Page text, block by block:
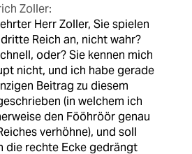
Zoller:
Herr Zoller, Sie spielen
Reich an, nicht wahr?
oder? Sie kennen mich
nicht, und ich habe gerade
Beitrag zu diesem
(in welchem ich
den Fööhröör genau
verhöhne), und soll
die rechte Ecke gedrängt